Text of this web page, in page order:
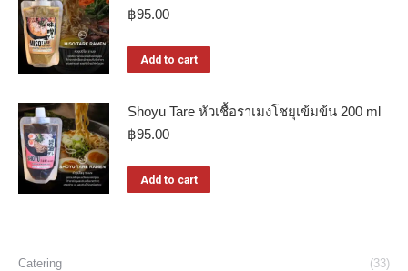
฿95.00
Add to cart
Shoyu Tare หัวเชื้อราเมงโชยุเข้มข้น 200 ml
฿95.00
Add to cart
Catering
(33)